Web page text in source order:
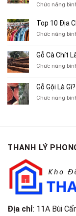
Chức năng
Top 10 Địa
Chức năng
Gỗ Cà Chít
Chức năng
Gỗ Gội Là
Chức năng
THANH LÝ
Địa chỉ: 11A Bùi